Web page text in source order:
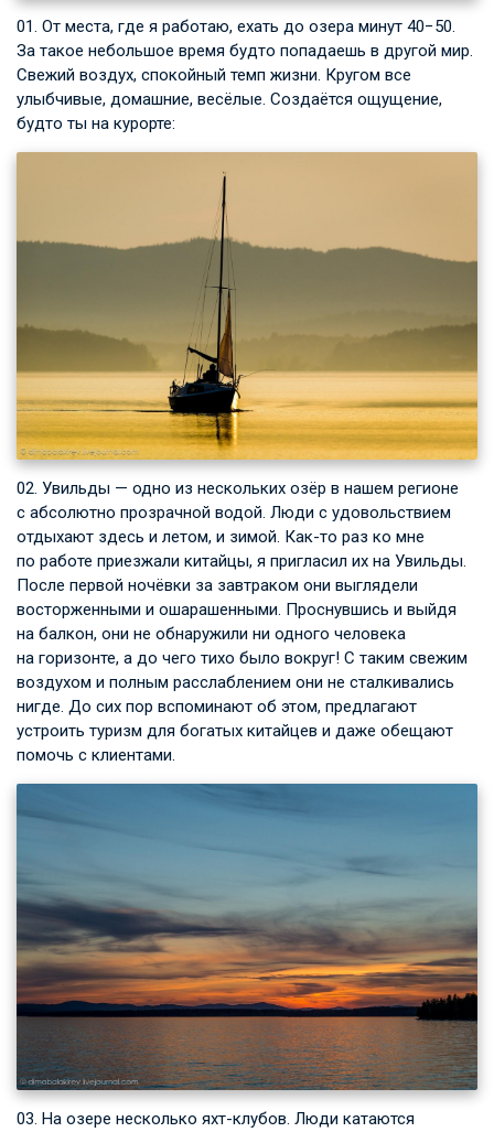
01. От места, где я работаю, ехать до озера минут 40−50.
За такое небольшое время будто попадаешь в другой мир.
Свежий воздух, спокойный темп жизни. Кругом все
улыбчивые, домашние, весёлые. Создаётся ощущение,
будто ты на курорте:
02. Увильды — одно из нескольких озёр в нашем регионе
с абсолютно прозрачной водой. Люди с удовольствием
отдыхают здесь и летом, и зимой. Как-то раз ко мне
по работе приезжали китайцы, я пригласил их на Увильды.
После первой ночёвки за завтраком они выглядели
восторженными и ошарашенными. Проснувшись и выйдя
на балкон, они не обнаружили ни одного человека
на горизонте, а до чего тихо было вокруг! С таким свежим
воздухом и полным расслаблением они не сталкивались
нигде. До сих пор вспоминают об этом, предлагают
устроить туризм для богатых китайцев и даже обещают
помочь с клиентами.
03. На озере несколько яхт-клубов. Люди катаются